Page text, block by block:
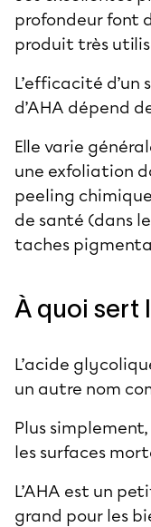
profondeur font
produit très
L’efficacité
d’AHA dépend
Elle varie
une exfoliation
peeling
de santé (dans
taches
À quoi sert
L’acide
un autre nom
Plus
les surfaces
L’AHA est un
grand pour les